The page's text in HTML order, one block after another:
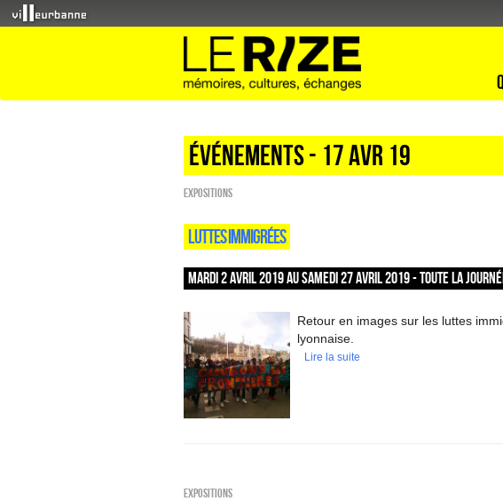
Événements - 17 Avr 19
EXPOSITIONS
LUTTES IMMIGRÉES
MARDI 2 AVRIL 2019 AU SAMEDI 27 AVRIL 2019 - TOUTE LA
Retour en images sur les luttes
lyonnaise.
Lire la suite
EXPOSITIONS